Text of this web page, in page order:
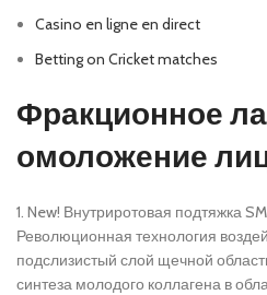
Casino en ligne en direct
Betting on Cricket matches
Фракционное
омоложение
1. New! Внутриротовая подтяжка
Революционная технология
подслизистый слой щечной
синтеза молодого коллагена в